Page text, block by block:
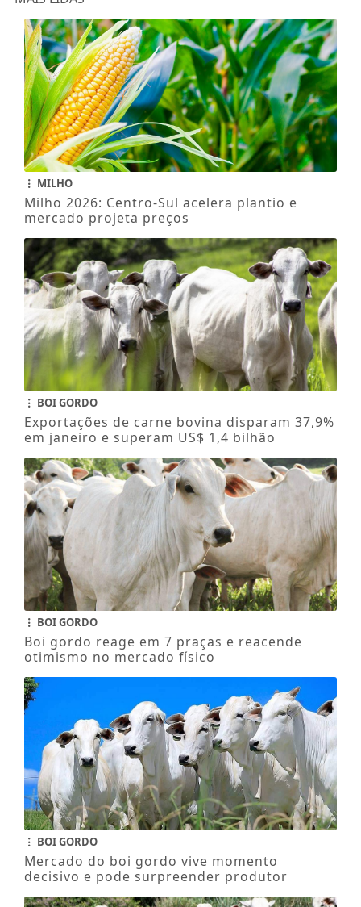
MILHO
Milho 2026: Centro-Sul acelera plantio e
mercado projeta preços
BOI GORDO
Exportações de carne bovina disparam 37,9%
em janeiro e superam US$ 1,4 bilhão
BOI GORDO
Boi gordo reage em 7 praças e reacende
otimismo no mercado físico
BOI GORDO
Mercado do boi gordo vive momento
decisivo e pode surpreender produtor